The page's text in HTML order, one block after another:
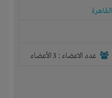
القاهرة
عدد الاعضاء : 3 الأعضاء